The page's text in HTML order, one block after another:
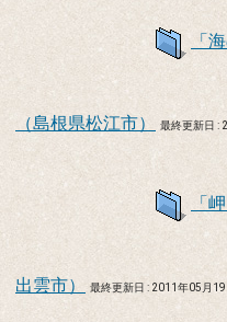
「
（島根県松江市） 最終更新日 :
「
出雲市） 最終更新日 : 2011年05月19